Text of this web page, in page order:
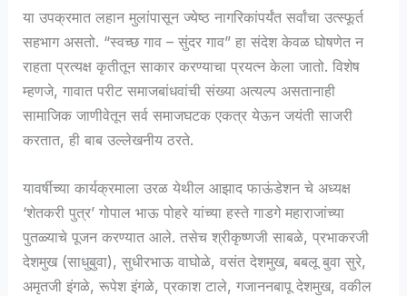
या उपक्रमात लहान मुलांपासून ज्येष्ठ नागरिकांपर्यंत सर्वांचा उत्स्फूर्त
सहभाग असतो. “स्वच्छ गाव – सुंदर गाव” हा संदेश केवळ घोषणेत न
राहता प्रत्यक्ष कृतीतून साकार करण्याचा प्रयत्न केला जातो. विशेष
म्हणजे, गावात परीट समाजबांधवांची संख्या अत्यल्प असतानाही
सामाजिक जाणीवेतून सर्व समाजघटक एकत्र येऊन जयंती साजरी
करतात, ही बाब उल्लेखनीय ठरते.
यावर्षीच्या कार्यक्रमाला उरळ येथीलआझाद फाऊंडेशनचे अध्यक्ष
‘शेतकरी पुत्र’ गोपाल भाऊ पोहरे यांच्या हस्ते गाडगे महाराजांच्या
पुतळ्याचे पूजन करण्यात आले. तसेच श्रीकृष्णजी साबळे, प्रभाकरजी
देशमुख (साधुबुवा), सुधीरभाऊ वाघोळे, वसंत देशमुख, बबलू बुवा सुरे,
अमृतजी इंगळे, रूपेश इंगळे, प्रकाश टाले, गजाननबापू देशमुख, वकील